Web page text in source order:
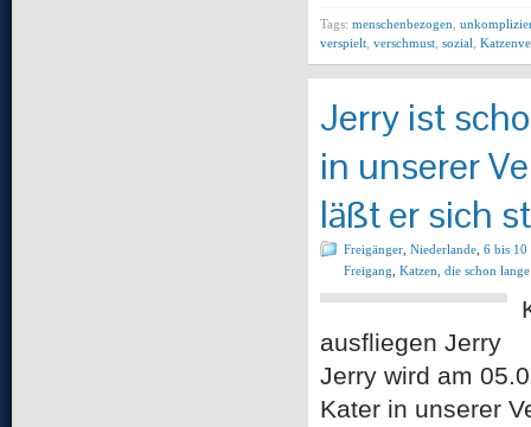
Tags: menschenbezogen
verspielt verschmust sozial
Jerry ist
in unserer
läßt er sich
Freigänger Niederlande 6 bis 10
Freigang Katzen, die schon
ausfliegen
Jerry wird am
Kater in unserer